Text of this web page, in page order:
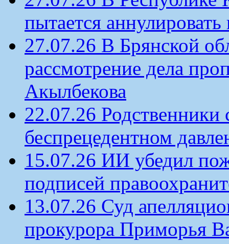
пытается аннулировать
27.07.26 В Брянской
рассмотрение дела
Акылбекова
22.07.26
беспрецедентном
15.07.26 ИИ убедил
подписей
13.07.26 Суд
прокурора Приморья